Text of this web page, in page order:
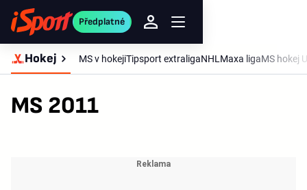
Předplatné
Hokej MS v hokejiTipsport extraligaNHL Maxa ligaMS hokej
MS 2011